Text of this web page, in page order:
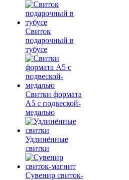
Свиток
подарочный в
тубусе
Свитки формата
А5 с подвеской-
медалью
Удлинённые
свитки
Сувенир свиток-